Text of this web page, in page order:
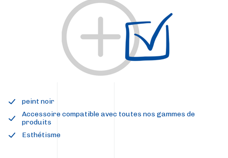
peint noir
Accessoire compatible avec toutes nos gammes de
produits
Esthétisme